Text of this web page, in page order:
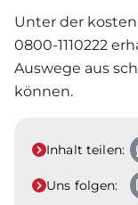
Unter der
0800-1110222
Auswege aus
können.
Inhalt teilen:
Uns folgen: